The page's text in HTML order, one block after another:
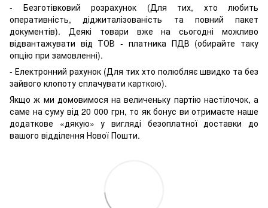
- Безготівковий розрахунок (Для тих, хто любить
оперативність, діджиталізованість та повний пакет
документів). Деякі товари вже на сьогодні можливо
відвантажувати від ТОВ - платника ПДВ (обирайте таку
опцію при замовленні).
- Електронний рахунок (Для тих хто полюбляє швидко та без
зайвого клопоту сплачувати карткою).
Якщо ж ми домовимося на величеньку партію настілочок, а
саме на суму від 20 000 грн, то як бонус ви отримаєте наше
додаткове «дякую» у вигляді безоплатної доставки до
вашого відділення Нової Пошти.